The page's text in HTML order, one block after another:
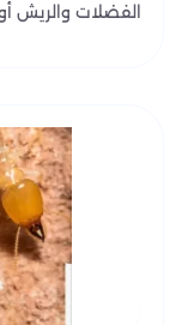
الفضلات والريش